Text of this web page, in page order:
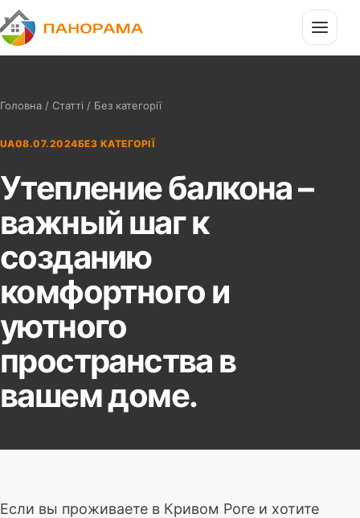
П
Панорама
Головна / Статті / Без категорії
UA08.07.2024БЕЗ КАТЕГОРІЇ
Утепление балкона –
важный шаг к
созданию
комфортного и
уютного
пространства в
вашем доме.
Если вы проживаете в Кривом Роге и хотите